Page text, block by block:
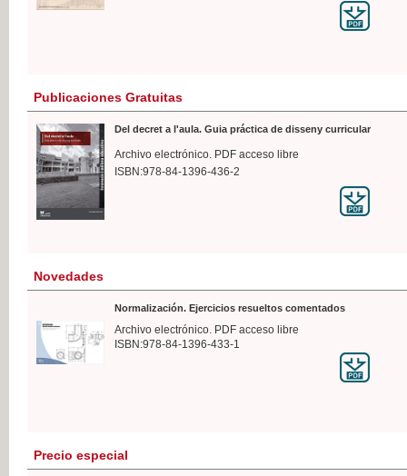
Publicaciones Gratuitas
Del decret a l'aula. Guia práctica de disseny curricular
Archivo electrónico. PDF acceso libre
ISBN:978-84-1396-436-2
Novedades
Normalización. Ejercicios resueltos comentados
Archivo electrónico. PDF acceso libre
ISBN:978-84-1396-433-1
Precio especial